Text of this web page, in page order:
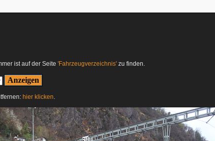
ist auf der Seite 'Fahrzeugverzeichnis' zu finden.
hier klicken.